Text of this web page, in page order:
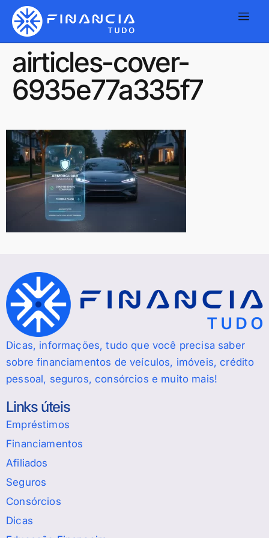
airticles-cover-
6935e77a335f7
Dicas, informações, tudo que você precisa saber
sobre financiamentos de veículos, imóveis, crédito
pessoal, seguros, consórcios e muito mais!
Links úteis
Empréstimos
Financiamentos
Afiliados
Seguros
Consórcios
Dicas